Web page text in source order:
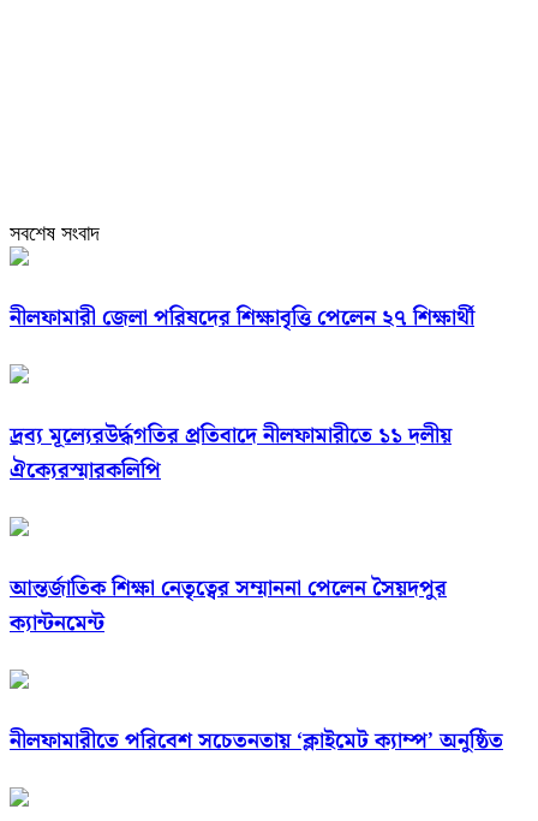
সবশেষ সংবাদ
নীলফামারী জেলা পরিষদের শিক্ষাবৃত্তি পেলেন ২৭ শিক্ষার্থী
দ্রব্য মূল্যেরউর্দ্ধগতির প্রতিবাদে নীলফামারীতে ১১ দলীয়
ঐক্যেরস্মারকলিপি
আন্তর্জাতিক শিক্ষা নেতৃত্বের সম্মাননা পেলেন সৈয়দপুর
ক্যান্টনমেন্ট
নীলফামারীতে পরিবেশ সচেতনতায় ‘ক্লাইমেট ক্যাম্প’ অনুষ্ঠিত